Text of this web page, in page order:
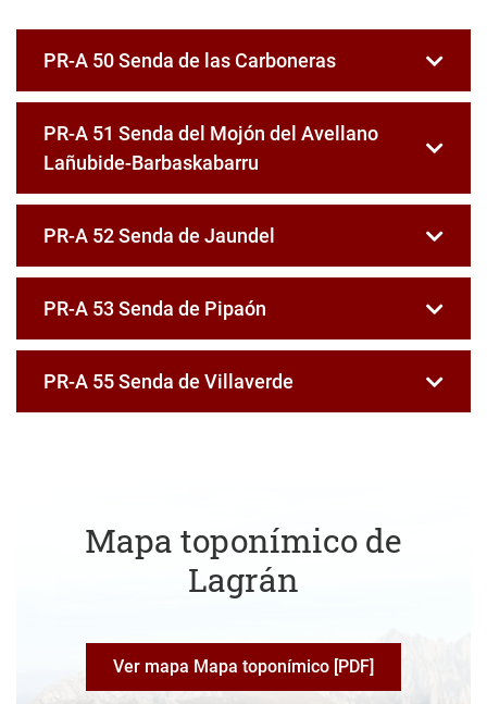
PR-A 50 Senda de las Carboneras
PR-A 51 Senda del Mojón del Avellano
Lañubide-Barbaskabarru
PR-A 52 Senda de Jaundel
PR-A 53 Senda de Pipaón
PR-A 55 Senda de Villaverde
Mapa toponímico de
Lagrán
Ver mapa Mapa toponímico [PDF]